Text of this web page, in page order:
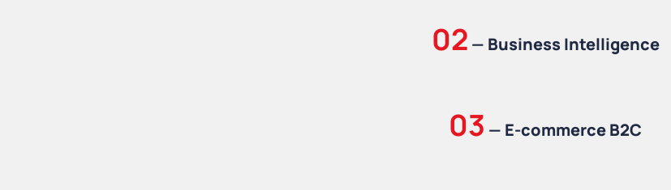
02 — Business Intelligence
03 — E-commerce B2C